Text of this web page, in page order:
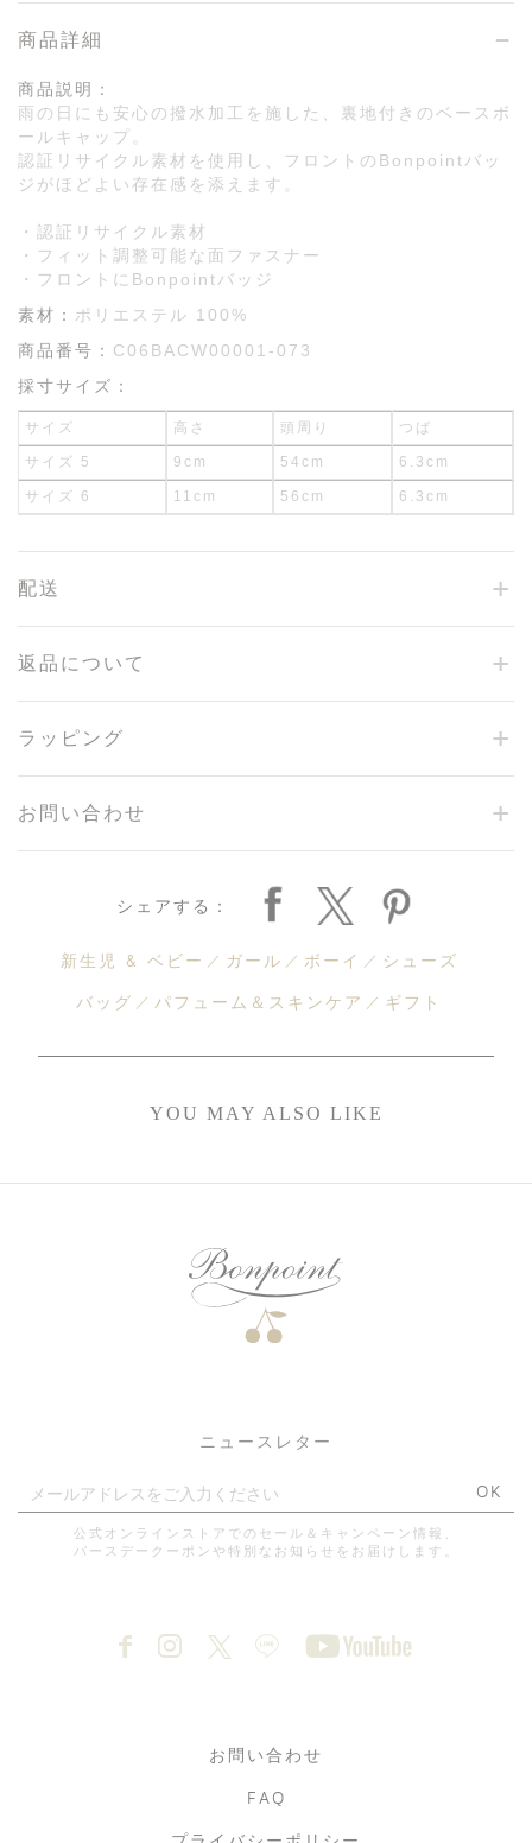
商品詳細
商品説明：
雨の日にも安心の撥水加工を施した、裏地付きのベースボ
ールキャップ。
認証リサイクル素材を使用し、フロントのBonpointバッ
ジがほどよい存在感を添えます。
・認証リサイクル素材
・フィット調整可能な面ファスナー
・フロントにBonpointバッジ
素材： ポリエステル 100%
商品番号： C06BACW00001-073
採寸サイズ：
サイズ 高さ 頭周り つば
サイズ 5 9cm 54cm 6.3cm
サイズ 6 11cm 56cm 6.3cm
配送
返品について
ラッピング
お問い合わせ
シェアする：
新生児 & ベビー ガール ボーイ シューズ
バッグ パフューム＆スキンケア ギフト
YOU MAY ALSO LIKE
お問い合わせ
FAQ
ニュースレター
OK
公式オンラインストアでのセール＆キャンペーン情報、
バースデークーポンや特別なお知らせをお届けします。